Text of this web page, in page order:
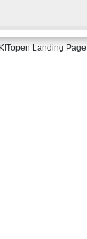
KITopen Landing Page